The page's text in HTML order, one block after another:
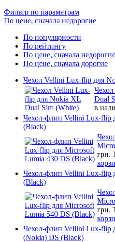
Фильтр по параметрам
По цене, сначала недорогие
По популярности
По рейтингу
По цене, сначала недорогие
По цене, сначала дорогие
Чехол Vellini Lux-flip для
Dual
в
Чехол-флип Vellini Lux-flip
(Black)
грн.
Чехол-флип Vellini Lux-flip
(Black)
грн.
Чехол-флип Vellini Lux-flip
(Nokia) DS (Black)